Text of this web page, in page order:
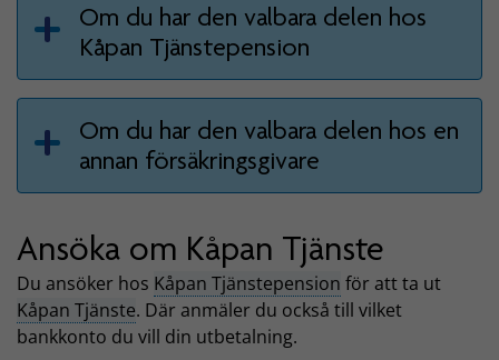
Om du har den valbara delen hos
Kåpan Tjänstepension
Om du har den valbara delen hos en
annan försäkringsgivare
Ansöka om Kåpan Tjänste
Du ansöker hos Kåpan Tjänstepension för att ta ut
Kåpan Tjänste. Där anmäler du också till vilket
bankkonto du vill din utbetalning.